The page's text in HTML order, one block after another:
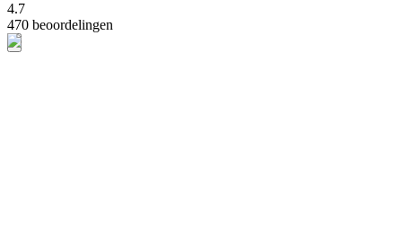
4.7
470 beoordelingen